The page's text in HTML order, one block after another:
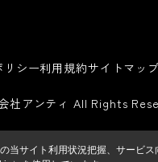
リシー利用規約サイトマップ
社アンティ All Rights
当サイト利用状況把握、サービス